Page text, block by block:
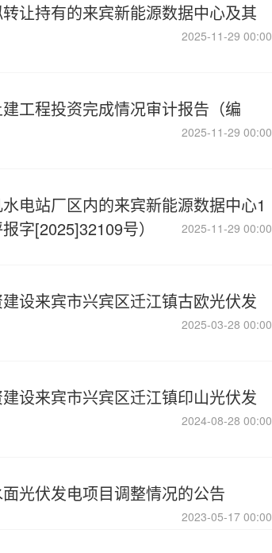
让持有的来宾新能源数据中心及其
2025-11-29 00:00
工程投资完成情况审计报告（编
2025-11-29 00:00
电站厂区内的来宾新能源数据中心1
字[2025]32109号）
2025-11-29 00:00
设来宾市兴宾区迁江镇古欧光伏发
2025-03-28 00:00
设来宾市兴宾区迁江镇印山光伏发
2024-08-28 00:00
光伏发电项目调整情况的公告
2023-05-17 00:00